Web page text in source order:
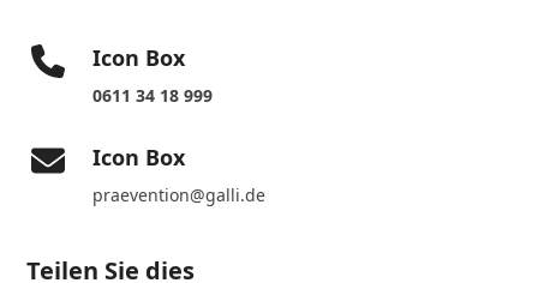
Icon Box
0611 34 18 999
Icon Box
praevention@galli.de
Teilen Sie dies